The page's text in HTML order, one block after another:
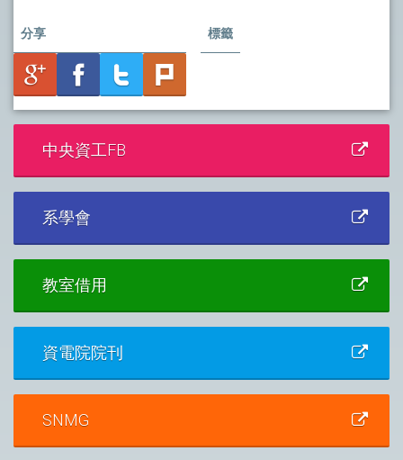
分享 標籤
中央資工FB
系學會
教室借用
資電院院刊
SNMG